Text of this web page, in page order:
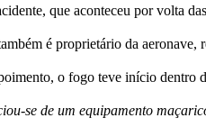
que aconteceu por volta
é proprietário da aeronave,
o fogo teve início dentro
se de um equipamento